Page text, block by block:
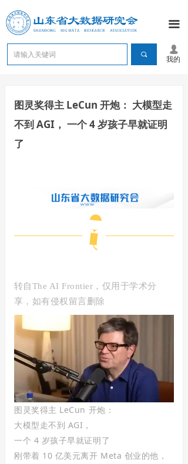
끀
끠
넙
我的
图灵奖得主 LeCun 开炮： 大模型走
不到 AGI， 一个 4 岁孩子早就证明
了
转自The AI Frontier ，仅用于学术分
享，如有侵权留言删除
图灵奖得主 LeCun 开炮：
大模型走不到 AGI，
一个 4 岁孩子早就证明了
刚带着 10 亿美元离开 Meta 创业的他，